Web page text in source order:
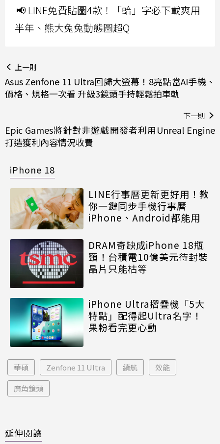
📢 LINE免費貼圖4款！「蛤」字必下載爽用
半年、熊大兔兔動態圖超Q
上一則
Asus Zenfone 11 Ultra回歸大螢幕！8亮點當AI手機、
價格、規格一次看 升級3鏡頭手持輕鬆拍車軌
下一則
Epic Games將針對非遊戲開發者利用Unreal Engine
打造獲利內容情況收費
iPhone 18
LINE行事曆更新更好用！教
你一鍵同步手機行事曆
iPhone、Android都能用
DRAM奇缺成iPhone 18瓶
頸！台積電10億美元待封裝
晶片只能枯等
iPhone Ultra摺疊機「5大
特點」配得起Ultra名字！
果粉看完更心動
華碩 Zenfone 11 Ultra 續航 效能
廣角鏡頭
延伸閱讀